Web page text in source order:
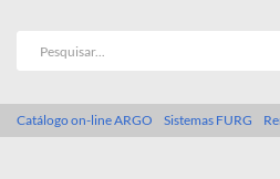
Catálogo on-line ARGO Sistemas FURG